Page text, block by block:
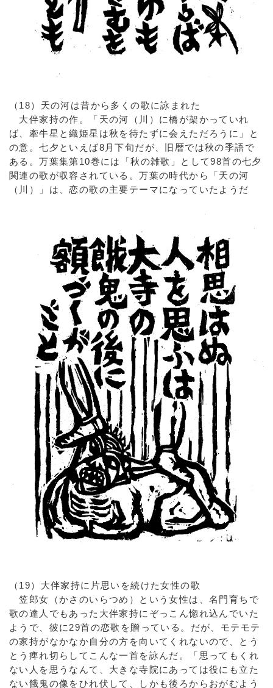
（18）天の河は昔から多くの歌に詠まれた
大伴家持の作。「天の河（川）に橋が架かっていれ
ば、牽牛星と織姫星は秋を待たずに会えただろうに」と
の意。七夕といえば8月下旬だが、旧暦では秋の季語で
ある。万葉集第10巻には「秋の雑歌」として98首の七夕
関連の歌が収容されている。万葉の時代から「天の河
（川）」は、恋の歌の主要テーマになっていたようだ
（19）大伴家持に片思いを続けた女性の歌
笠郎女（かさのいらつめ）という女性は、名門育ちで
歌の達人でもあった大伴家持にぞっこん惚れ込んでいた
ようで、彼に29首の恋歌を贈っている。だが、モテモテ
の家持がなかなか自分の方を向いてくれないので、とう
とう痺れ切らしてこんな一首を詠んだ。「思ってもくれ
ない人を思うなんて、大きな寺院にあっては役にも立た
ない餓鬼の像をひれ伏して、しかも後ろからおがむよう